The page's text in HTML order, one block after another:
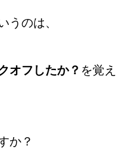
うのは、
オフしたか？ を覚え
か？